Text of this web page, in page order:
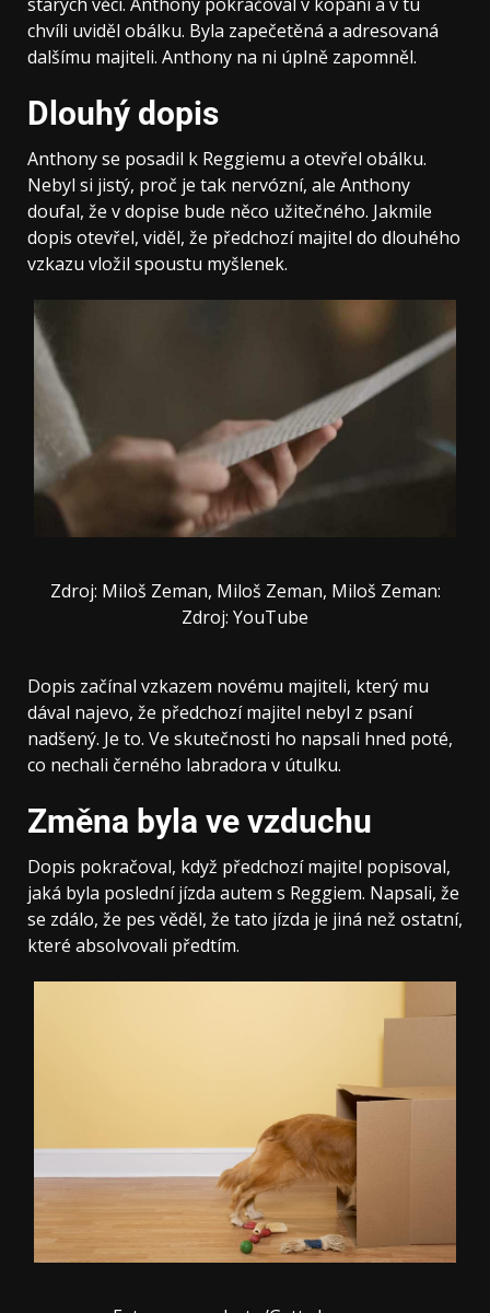
chvíli uviděl obálku. Byla zapečetěná a adresovaná
dalšímu majiteli. Anthony na ni úplně zapomněl.
Dlouhý dopis
Anthony se posadil k Reggiemu a otevřel obálku.
Nebyl si jistý, proč je tak nervózní, ale Anthony
doufal, že v dopise bude něco užitečného. Jakmile
dopis otevřel, viděl, že předchozí majitel do dlouhého
vzkazu vložil spoustu myšlenek.
Zdroj: Miloš Zeman, Miloš Zeman, Miloš Zeman:
Zdroj: YouTube
Dopis začínal vzkazem novému majiteli, který mu
dával najevo, že předchozí majitel nebyl z psaní
nadšený. Je to. Ve skutečnosti ho napsali hned poté,
co nechali černého labradora v útulku.
Změna byla ve vzduchu
Dopis pokračoval, když předchozí majitel popisoval,
jaká byla poslední jízda autem s Reggiem. Napsali, že
se zdálo, že pes věděl, že tato jízda je jiná než ostatní,
které absolvovali předtím.